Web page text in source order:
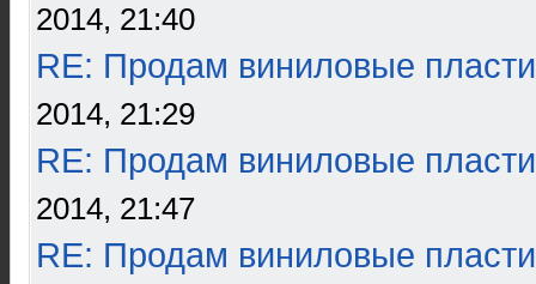
2014, 21:40
RE: Продам виниловые
2014, 21:29
RE: Продам виниловые
2014, 21:47
RE: Продам виниловые